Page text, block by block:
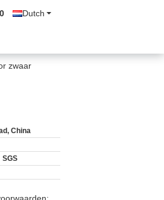
Dutch
zwaar
China
SGS